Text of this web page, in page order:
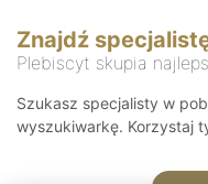
Znajdź
Plebiscyt skupia
Szukasz specjalisty w
wyszukiwarkę. Korzystaj